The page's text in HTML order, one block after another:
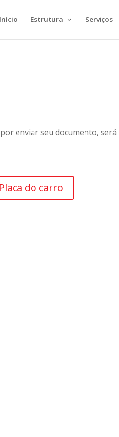
Início Estrutura Serviços
enviar seu documento,
Placa do carro